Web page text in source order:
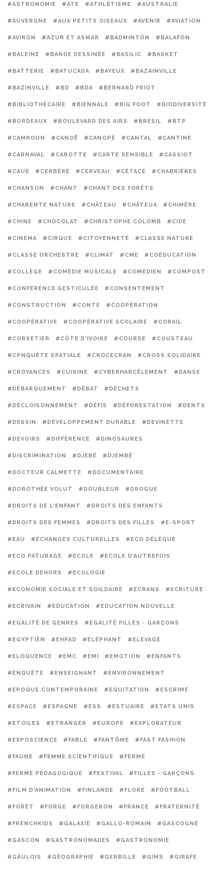
#ASTRONOMIE #ATE #ATHLÉTISME #AUSTRALIE
#AUVERGNE #AUX PETITS OISEAUX #AVENIR #AVIATION
#AVIRON #AZUR ET ASMAR #BADMINTON #BALAFON
#BALEINE #BANDE DESSINÉE #BASILIC #BASKET
#BATTERIE #BATUCADA #BAYEUX #BAZAINVILLE
#BAZINVILLE #BD #BDA #BERNARD FRIOT
#BIBLIOTHÉCAIRE #BIENNALE #BIG FOOT #BIODIVERSITÉ
#BORDEAUX #BOULEVARD DES AIRS #BRÉSIL #BTP
#CAMROUN #CANOË #CANOPÉ #CANTAL #CANTINE
#CARNAVAL #CAROTTE #CARTE SENSIBLE #CASSIOT
#CAUE #CERBÈRE #CERVEAU #CÉTACÉ #CHABRIÈRES
#CHANSON #CHANT #CHANT DES FORÊTS
#CHARENTE NATURE #CHÂTEAU #CHÂTEUA #CHIMÈRE
#CHINE #CHOCOLAT #CHRISTOPHE COLOMB #CIDE
#CINÉMA #CIRQUE #CITOYENNETÉ #CLASSE NATURE
#CLASSE ORCHESTRE #CLIMAT #CME #COÉDUCATION
#COLLÈGE #COMÉDIE MUSICALE #COMÉDIEN #COMPOST
#CONFÉRENCE GESTICULÉE #CONSENTEMENT
#CONSTRUCTION #CONTE #COOPÉRATION
#COOPÉRATIVE #COOPÉRATIVE SCOLAIRE #CORAIL
#CORSETIER #CÔTE D'IVOIRE #COURSE #COUSTEAU
#CPNQUÊTE SPATIALE #CROCECRAN #CROSS SOLIDAIRE
#CROYANCES #CUISINE #CYBERHARCÈLEMENT #DANSE
#DÉBARQUEMENT #DÉBAT #DÉCHETS
#DÉCLOISONNEMENT #DÉFIS #DÉFORESTATION #DENTS
#DESSIN #DÉVELOPPEMENT DURABLE #DEVINETTE
#DEVOIRS #DIFFÉRENCE #DINOSAURES
#DISCRIMINATION #DJEBÉ #DJEMBÉ
#DOCTEUR CALMETTE #DOCUMENTAIRE
#DOROTHÉE VOLUT #DOUBLEUR #DROGUE
#DROITS DE L'ENFANT #DROITS DES ENFANTS
#DROITS DES FEMMES #DROITS DES FILLES #E-SPORT
#EAU #ECHANGES CULTURELLES #ECO DÉLÉGUÉ
#ECO PATURAGE #ECOLE #ECOLE D'AUTREFOIS
#ECOLE DEHORS #ECOLOGIE
#ECONOMIE SOCIALE ET SOILDAIRE #ECRANS #ECRITURE
#ECRIVAIN #EDUCATION #EDUCATION NOUVELLE
#EGALITÉ DE GENRES #EGALITÉ FILLES - GARÇONS
#EGYPTIEN #EHPAD #ELÉPHANT #ELEVAGE
#ELOQUENCE #EMC #EMI #EMOTION #ENFANTS
#ENQUÊTE #ENSEIGNANT #ENVIRONNEMENT
#EPOQUE CONTEMPORAINE #EQUITATION #ESCRIME
#ESPACE #ESPAGNE #ESS #ESTUAIRE #ETATS UNIS
#ETOILES #ETRANGER #EUROPE #EXPLORATEUR
#EXPOSCIENCE #FABLE #FANTÔME #FAST FASHION
#FAUNE #FEMME SCIENTIFIQUE #FERME
#FERME PÉDAGOGIQUE #FESTIVAL #FILLES - GARÇONS
#FILM D'ANIMATION #FINLANDE #FLORE #FOOTBALL
#FORÊT #FORGE #FORGERON #FRANCE #FRATERNITÉ
#FRENCHKIDS #GALAXIE #GALLO-ROMAIN #GASCOGNE
#GASCON #GASTRONOMADES #GASTRONOMIE
#GAULOIS #GÉOGRAPHIE #GERBILLE #GIMS #GIRAFE